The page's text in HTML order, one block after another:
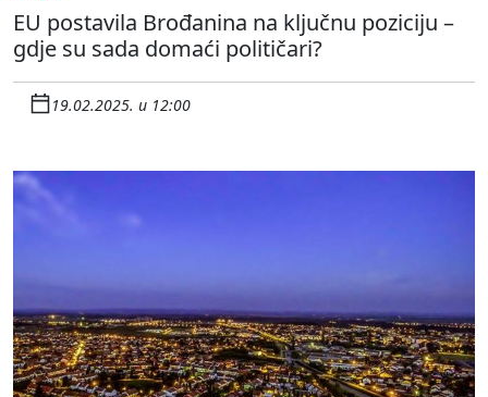
EU postavila Brođanina na ključnu poziciju –
gdje su sada domaći političari?
19.02.2025. u 12:00